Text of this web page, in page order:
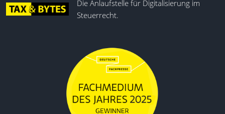
Varianzberechnung
Zielmargenpflege
Segmentierungsregeln
Die Anlaufstelle für Digitalisierung im
Steuerrecht.